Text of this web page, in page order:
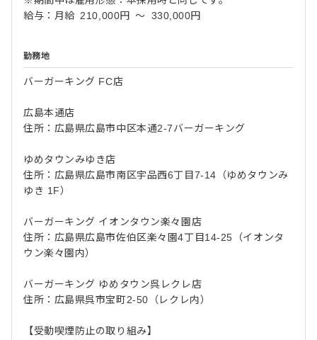
給与：月給 210,000円 ～ 330,000円
勤務地
バーガーキング FC店
広島本通店
住所：広島県広島市中区本通2-7バーガーキング
ゆめタウンみゆき店
住所：広島県広島市南区宇品西6丁目7-14（ゆめタウンみ
ゆき 1F）
バーガーキング イオンタウン楽々園店
住所：広島県広島市佐伯区楽々園4丁目14-25（イオンタ
ウン楽々園内）
バーガーキング ゆめタウン呉レクレ店
住所：広島県呉市宝町2-50（レクレ内）
【受動喫煙防止の取り組み】